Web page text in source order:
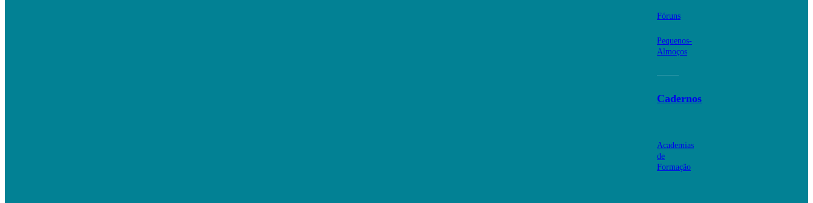
Fóruns
Pequenos-
Almoços
Cadernos
Academias
de
Formação